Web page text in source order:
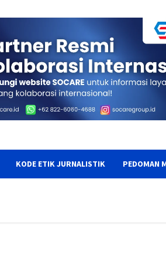
KODE ETIK JURNALISTIK PEDOMAN